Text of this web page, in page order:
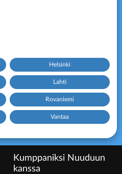
Helsinki
Lahti
Rovaniemi
Vantaa
Kumppaniksi Nuuduun
kanssa